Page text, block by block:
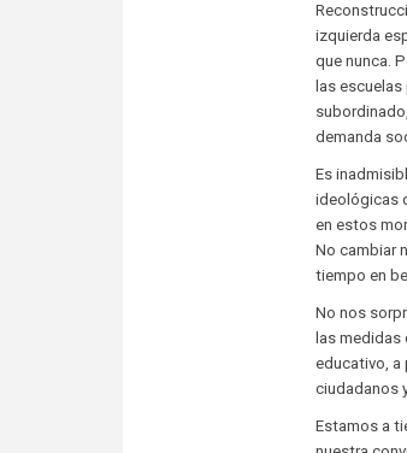
izquierda
que nunca.
las
demanda
Es
ideológicas
en estos
No cambiar
tiempo en
No nos
las
educativo, a
ciudadanos
Estamos a